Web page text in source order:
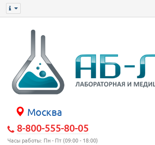
Москва
8-800-555-80-05
Часы работы: Пн - Пт (09:00 - 18:00)